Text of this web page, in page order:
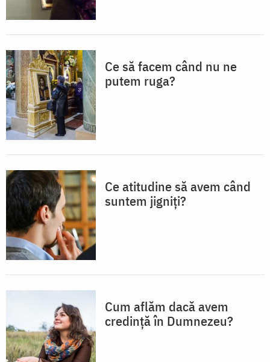
Ce să facem când nu ne
putem ruga?
Ce atitudine să avem când
suntem jigniți?
Cum aflăm dacă avem
credință în Dumnezeu?